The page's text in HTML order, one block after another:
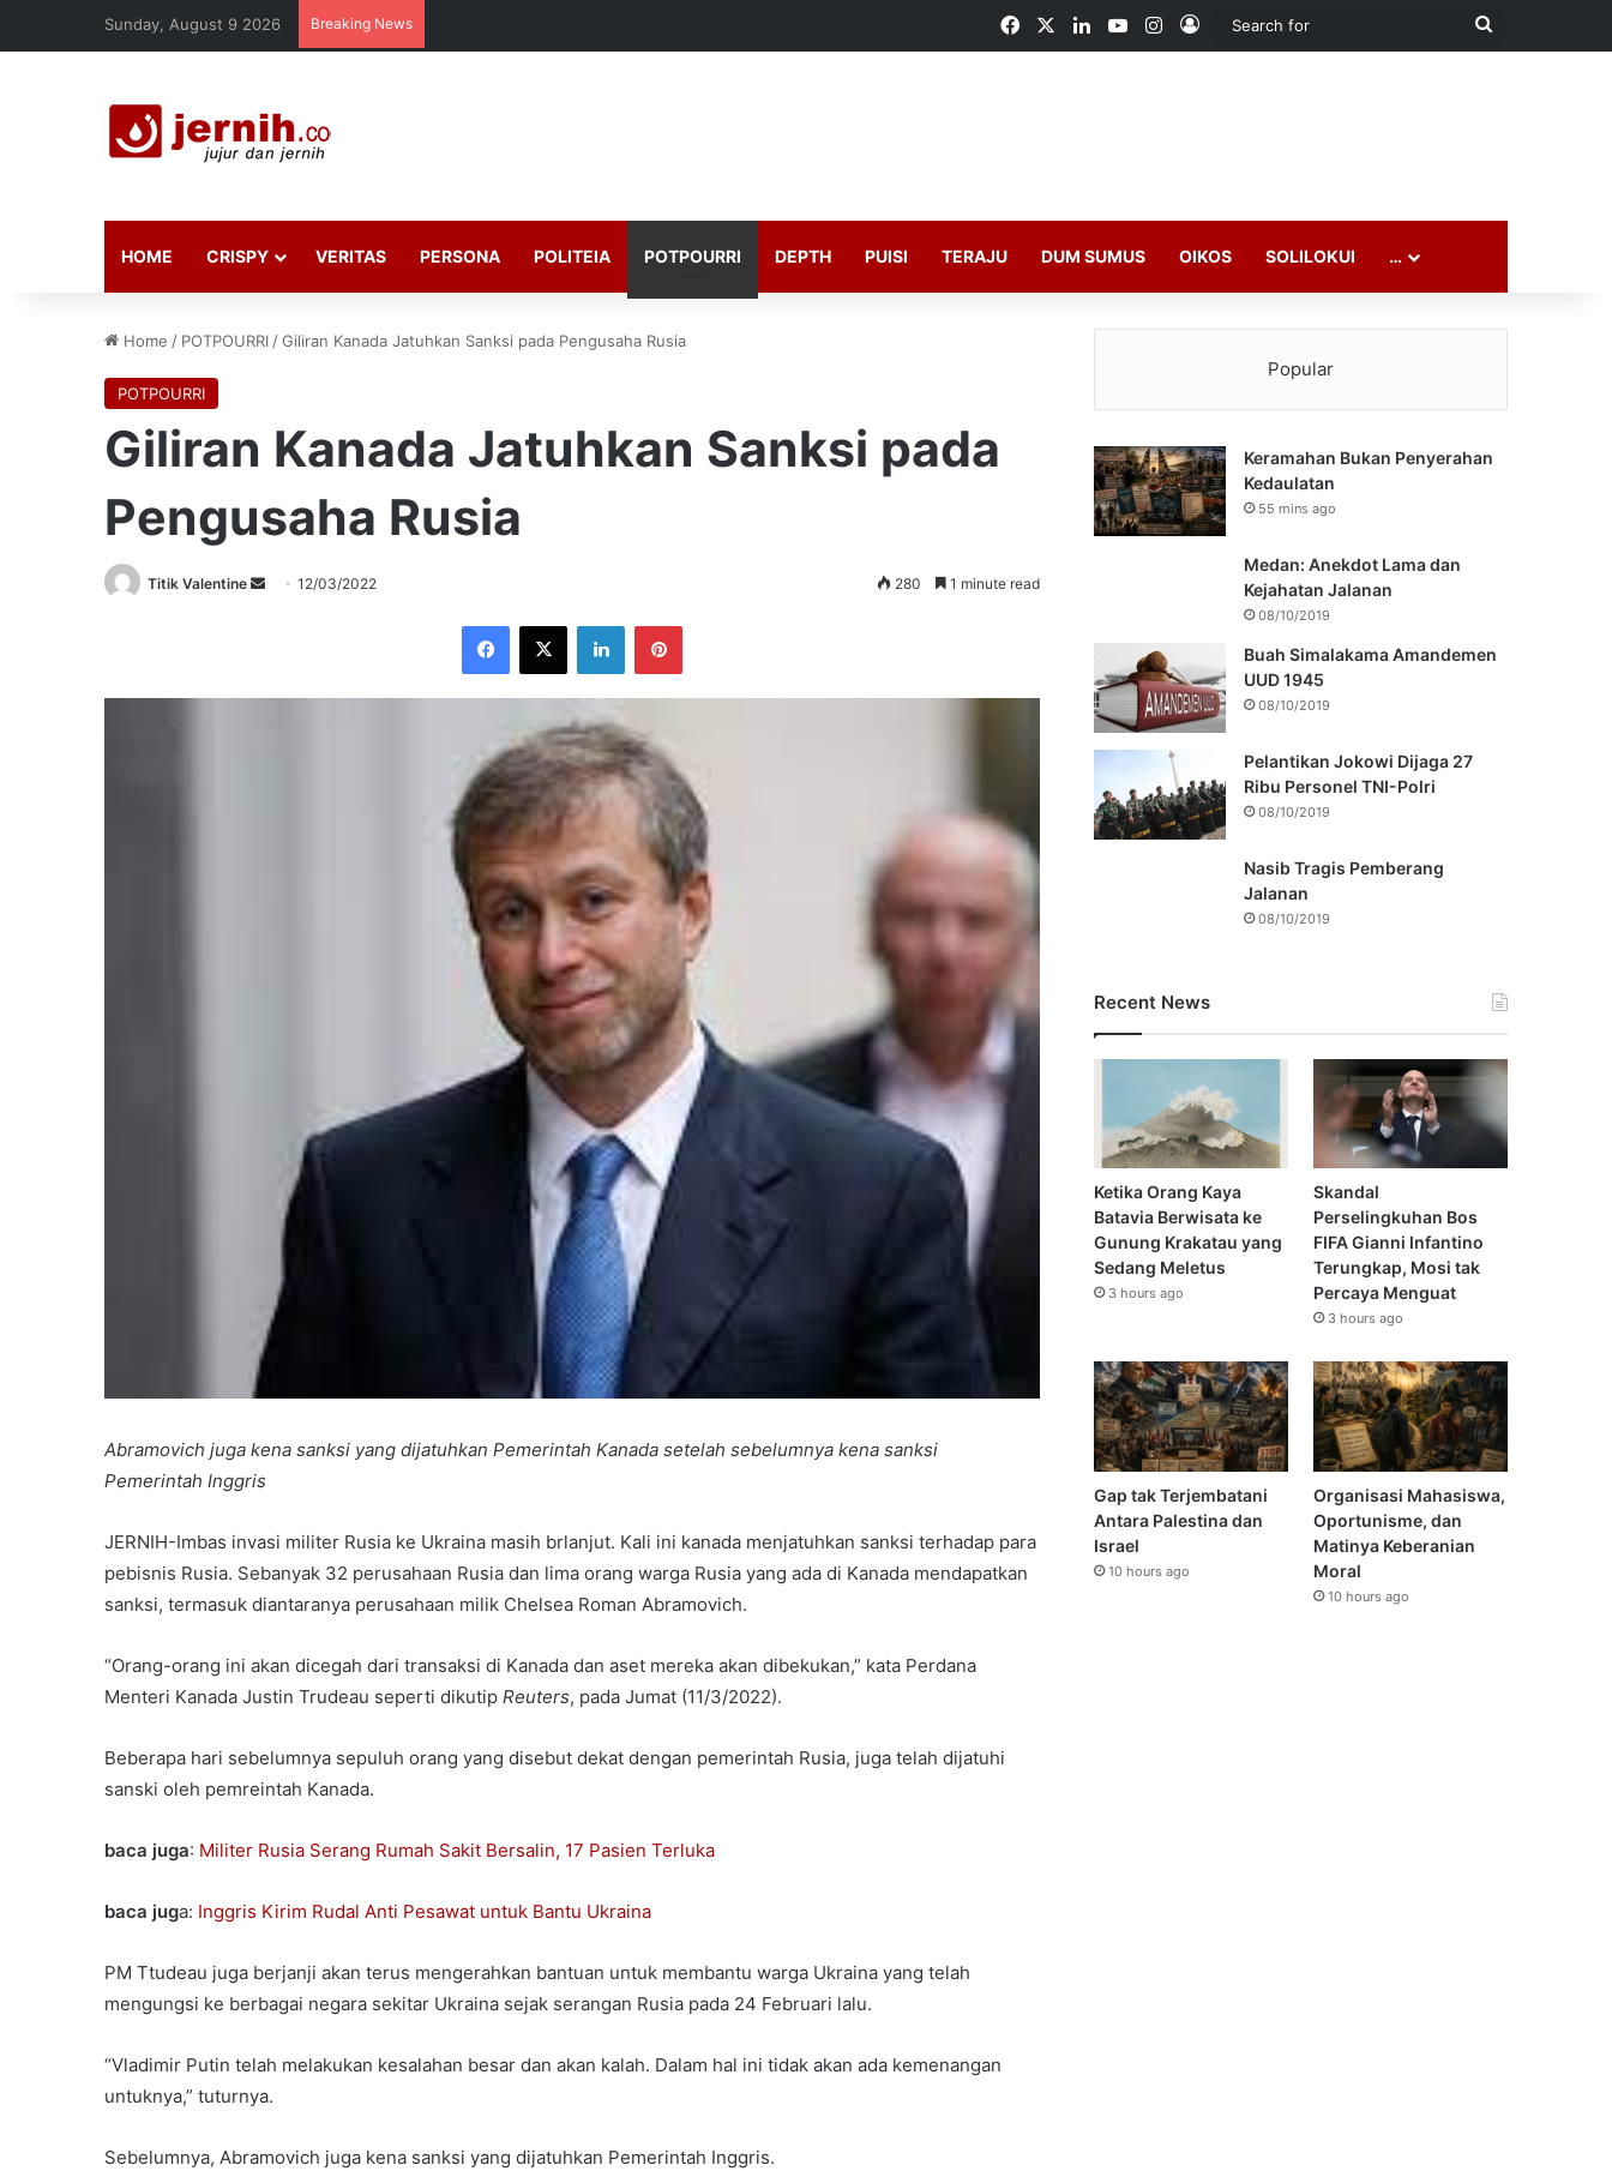
Sunday, August 9 2026 Breaking News FacebookLinkedInYouTubeInstagram
Log In
Search
HOME CRISPY VERITAS PERSONA POLITEIA POTPOURRI DEPTH PUISI TERAJU DUM SUMUS OIKOS SOLILOKUI …
Home / POTPOURRI /Giliran Kanada Jatuhkan Sanksi pada Pengusaha Rusia
POTPOURRI
Giliran Kanada Jatuhkan Sanksi pada
Pengusaha Rusia
Titik Valentine
Send12/03/2022 280 1 minute read
Facebook
X LinkedInPinterest
Abramovich juga kena sanksi yang dijatuhkan Pemerintah Kanada setelah sebelumnya kena sanksi
Pemerintah Inggris
JERNIH-Imbas invasi militer Rusia ke Ukraina masih brlanjut. Kali ini kanada menjatuhkan sanksi terhadap para
pebisnis Rusia. Sebanyak 32 perusahaan Rusia dan lima orang warga Rusia yang ada di Kanada mendapatkan
sanksi, termasuk diantaranya perusahaan milik Chelsea Roman Abramovich.
“Orang-orang ini akan dicegah dari transaksi di Kanada dan aset mereka akan dibekukan,” kata Perdana
Menteri Kanada Justin Trudeau seperti dikutip Reuters, pada Jumat (11/3/2022).
Beberapa hari sebelumnya sepuluh orang yang disebut dekat dengan pemerintah Rusia, juga telah dijatuhi
sanski oleh pemreintah Kanada.
baca juga: Militer Rusia Serang Rumah Sakit Bersalin, 17 Pasien Terluka
baca juga: Inggris Kirim Rudal Anti Pesawat untuk Bantu Ukraina
PM Ttudeau juga berjanji akan terus mengerahkan bantuan untuk membantu warga Ukraina yang telah
mengungsi ke berbagai negara sekitar Ukraina sejak serangan Rusia pada 24 Februari lalu.
“Vladimir Putin telah melakukan kesalahan besar dan akan kalah. Dalam hal ini tidak akan ada kemenangan
untuknya,” tuturnya.
Sebelumnya, Abramovich juga kena sanksi yang dijatuhkan Pemerintah Inggris.
Popular
Keramahan Bukan Penyerahan
Kedaulatan
55 mins ago
Medan: Anekdot Lama dan
Kejahatan Jalanan
08/10/2019
Buah Simalakama Amandemen
UUD 1945
08/10/2019
Pelantikan Jokowi Dijaga 27
Ribu Personel TNI-Polri
08/10/2019
Nasib Tragis Pemberang
Jalanan
08/10/2019
Recent News
Ketika Orang Kaya
Batavia Berwisata ke
Gunung Krakatau yang
Sedang Meletus
3 hours ago
Skandal
Perselingkuhan Bos
FIFA Gianni Infantino
Terungkap, Mosi tak
Percaya Menguat
3 hours ago
Gap tak Terjembatani
Antara Palestina dan
Israel
10 hours ago
Organisasi Mahasiswa,
Oportunisme, dan
Matinya Keberanian
Moral
10 hours ago